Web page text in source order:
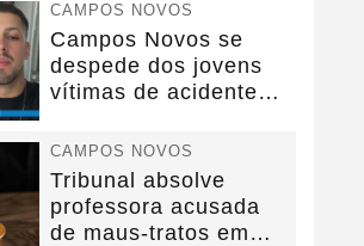
CAMPOS NOVOS
Campos Novos se
despede dos jovens
vítimas de acidente
CAMPOS NOVOS
Tribunal absolve
professora acusada
de maus-tratos em